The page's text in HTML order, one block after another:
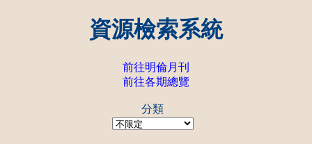
資源檢索系統
前往明倫月刊
前往各期總覽
分類